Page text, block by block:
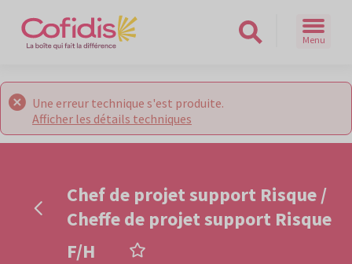
Menu
Une erreur technique s'est produite.
Afficher les détails techniques
Chef de projet support Risque /
Cheffe de projet support Risque
F/H